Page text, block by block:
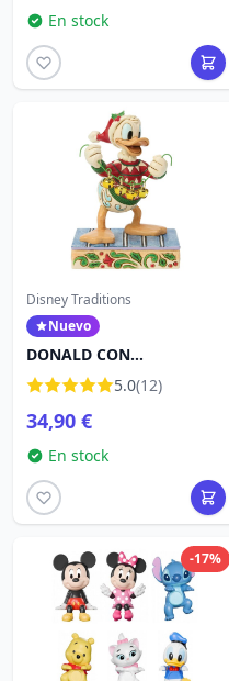
En stock
Disney Traditions
Nuevo
DONALD CON
GUIRNALDA - DISNEY
TRADITIONS
5.0(12)
34,90 €
En stock
-17%